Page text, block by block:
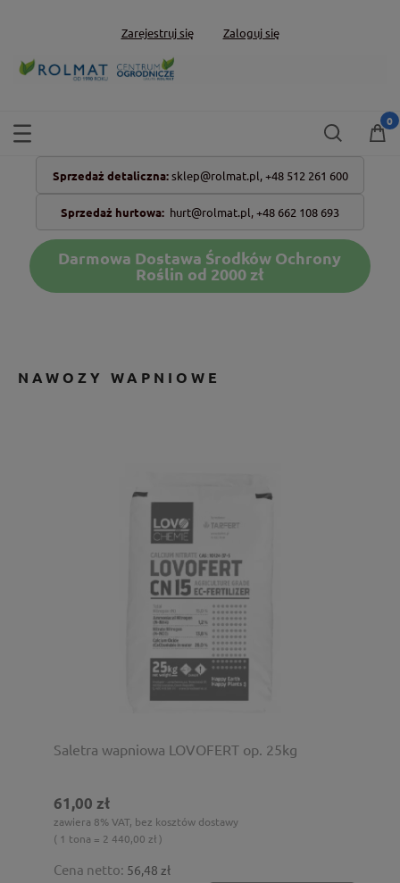
Zarejestruj się Zaloguj się
Sprzedaż detaliczna: sklep@rolmat.pl, +48 512 261 600
Sprzedaż hurtowa: hurt@rolmat.pl,+48 662 108 693
Darmowa Dostawa Środków Ochrony
Roślin od 2000 zł
NAWOZY WAPNIOWE
Saletra wapniowa LOVOFERT op. 25kg
61,00 zł
zawiera 8% VAT, bez kosztów dostawy
( 1 tona = 2 440,00 zł )
Cena netto: 56,48 zł